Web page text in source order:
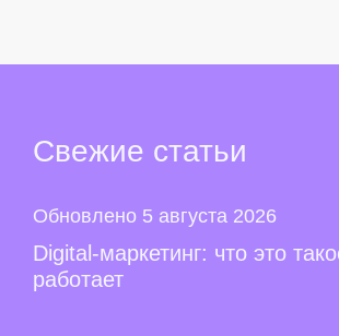
Свежие статьи
Обновлено 5 августа 2026
Digital-маркетинг: что это
работает